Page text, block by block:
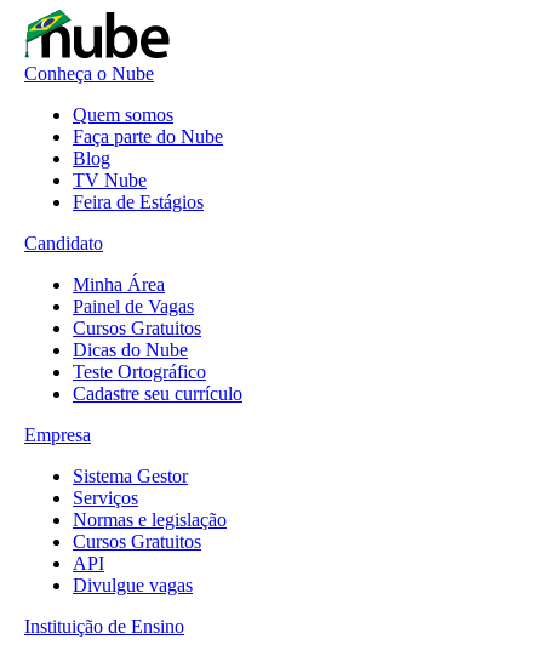
Conheça o Nube
Quem somos
Faça parte do Nube
Blog
TV Nube
Feira de Estágios
Candidato
Minha Área
Painel de Vagas
Cursos Gratuitos
Dicas do Nube
Teste Ortográfico
Cadastre seu currículo
Empresa
Sistema Gestor
Serviços
Normas e legislação
Cursos Gratuitos
API
Divulgue vagas
Instituição de Ensino